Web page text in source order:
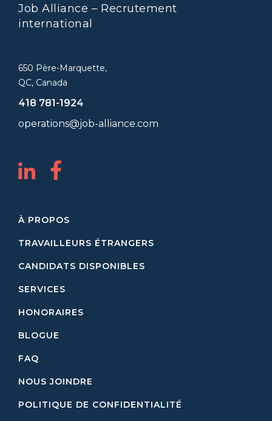
Job Alliance – Recrutement
international
650 Père-Marquette,
QC, Canada
418 781-1924
operations@job-alliance.com
À PROPOS
TRAVAILLEURS ÉTRANGERS
CANDIDATS DISPONIBLES
SERVICES
HONORAIRES
BLOGUE
FAQ
NOUS JOINDRE
POLITIQUE DE CONFIDENTIALITÉ